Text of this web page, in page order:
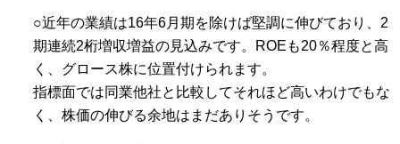
○近年の業績は16年6月期を除けば堅調に伸びており、2
期連続2桁増収増益の見込みです。ROEも20％程度と高
く、グロース株に位置付けられます。
指標面では同業他社と比較してそれほど高いわけでもな
く、株価の伸びる余地はまだありそうです。